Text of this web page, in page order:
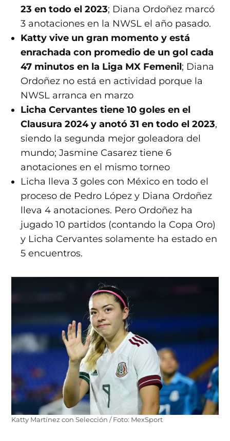
23 en todo el 2023; Diana Ordoñez marcó
3 anotaciones en la NWSL el año pasado.
Katty vive un gran momento y está
enrachada con promedio de un gol cada
47 minutos en la Liga MX Femenil; Diana
Ordoñez no está en actividad porque la
NWSL arranca en marzo
Licha Cervantes tiene 10 goles en el
Clausura 2024 y anotó 31 en todo el 2023,
siendo la segunda mejor goleadora del
mundo; Jasmine Casarez tiene 6
anotaciones en el mismo torneo
Licha lleva 3 goles con México en todo el
proceso de Pedro López y Diana Ordoñez
lleva 4 anotaciones. Pero Ordoñez ha
jugado 10 partidos (contando la Copa Oro)
y Licha Cervantes solamente ha estado en
5 encuentros.
Katty Martínez con Selección / Foto: MexSport